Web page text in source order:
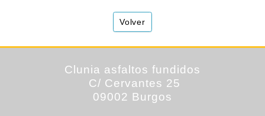
Volver
Clunia asfaltos fundidos
C/ Cervantes 25
09002 Burgos